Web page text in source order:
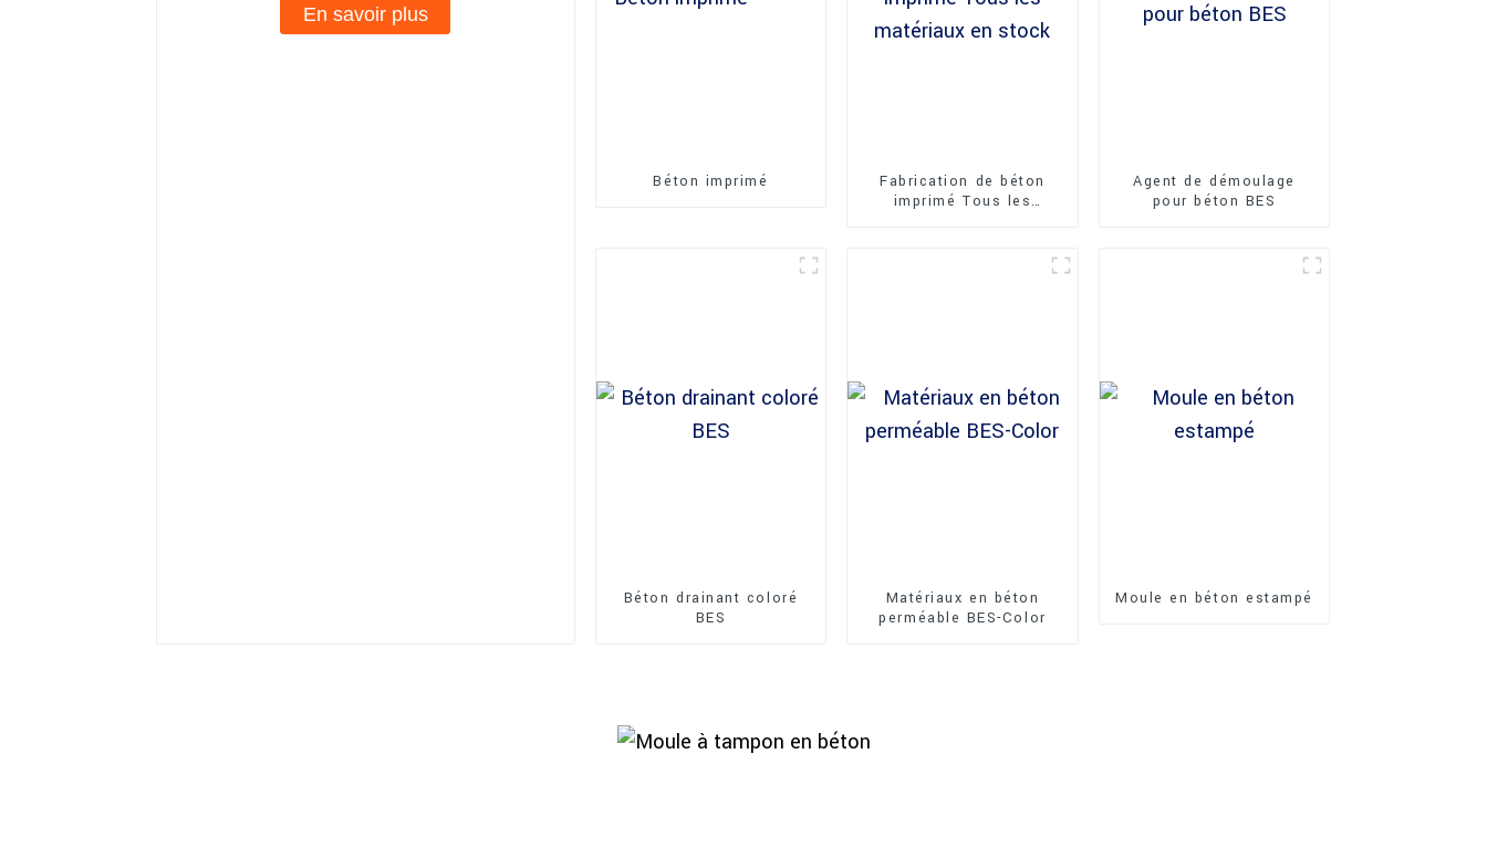
En savoir plus
Béton imprimé
Fabrication de béton
imprimé Tous les
Agent de démoulage
pour béton BES
Béton drainant coloré
BES
Matériaux en béton
perméable BES-Color
Moule en béton estampé